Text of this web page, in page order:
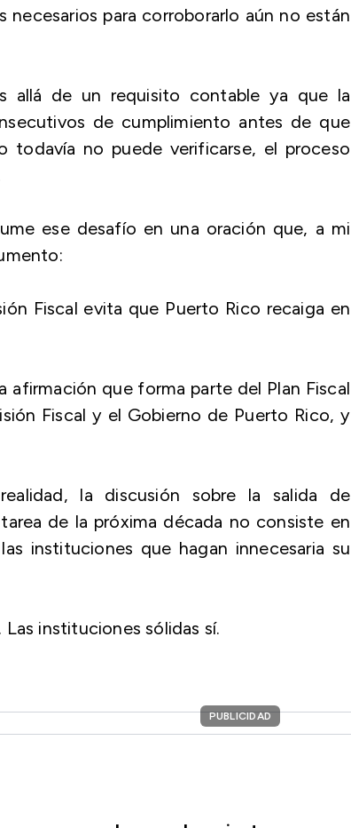
para corroborarlo aún no están
allá de un requisito contable ya que la
de cumplimiento antes de que
todavía no puede verificarse, el proceso
ese desafío en una oración que, a mi
Fiscal evita que Puerto Rico recaiga en
afirmación que forma parte del Plan Fiscal
Fiscal y el Gobierno de Puerto Rico, y
la discusión sobre la salida de
de la próxima década no consiste en
instituciones que hagan innecesaria su
instituciones sólidas sí.
PUBLICIDAD